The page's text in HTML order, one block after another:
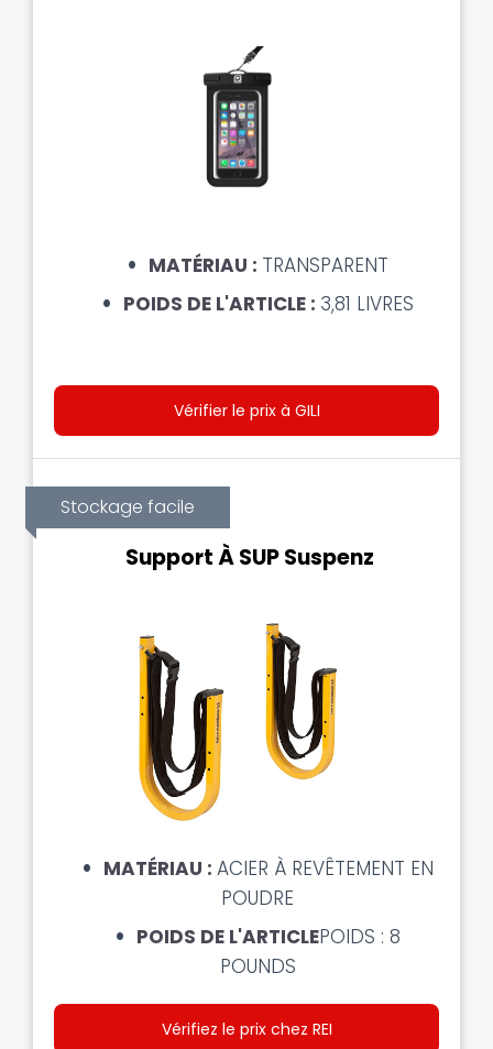
MATÉRIAU : TRANSPARENT
POIDS DE L'ARTICLE : 3,81 LIVRES
Vérifier le prix à GILI
Stockage facile
Support À SUP Suspenz
MATÉRIAU : ACIER À REVÊTEMENT EN
POUDRE
POIDS DE L'ARTICLEPOIDS : 8
POUNDS
Vérifiez le prix chez REI